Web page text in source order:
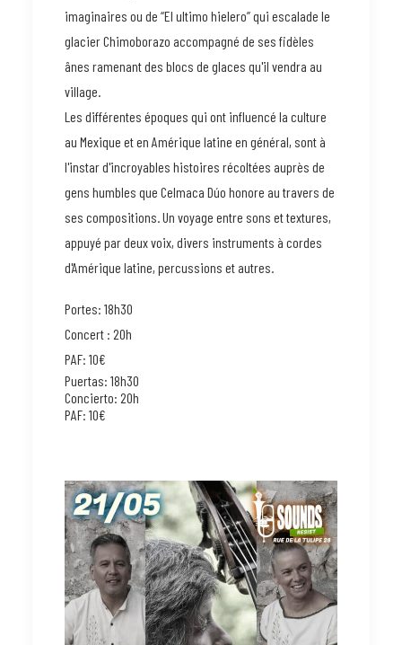
imaginaires ou de “El ultimo hielero” qui escalade le
glacier Chimoborazo accompagné de ses fidèles
ânes ramenant des blocs de glaces qu'il vendra au
village.
Les différentes époques qui ont influencé la culture
au Mexique et en Amérique latine en général, sont à
l'instar d'incroyables histoires récoltées auprès de
gens humbles que Celmaca Dúo honore au travers de
ses compositions. Un voyage entre sons et textures,
appuyé par deux voix, divers instruments à cordes
d'Amérique latine, percussions et autres.
Portes: 18h30
Concert : 20h
PAF: 10€
Puertas: 18h30
Concierto: 20h
PAF: 10€